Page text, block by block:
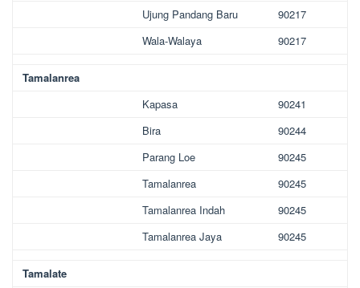
Ujung Pandang Baru
90217
Wala-Walaya
90217
Tamalanrea
Kapasa
90241
Bira
90244
Parang Loe
90245
Tamalanrea
90245
Tamalanrea Indah
90245
Tamalanrea Jaya
90245
Tamalate